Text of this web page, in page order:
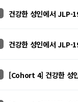
건강한 성인에서 JLP-
건강한 성인에서 JLP-
[Cohort 4] 건강한 성